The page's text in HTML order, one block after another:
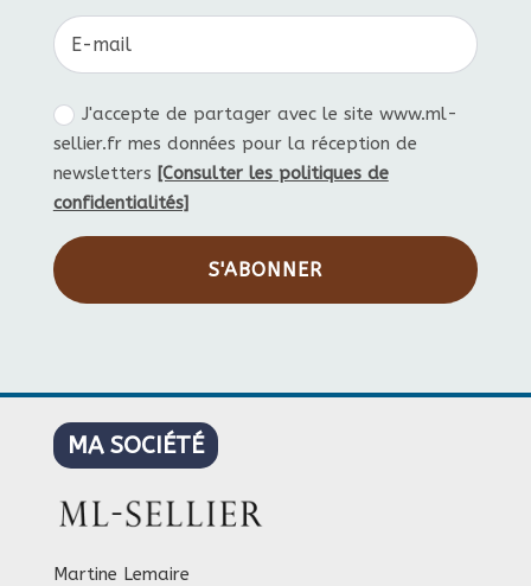
J'accepte de partager avec le site www.ml-
sellier.fr mes données pour la réception de
newsletters [Consulter les politiques de
confidentialités]
S'ABONNER
MA SOCIÉTÉ
Martine Lemaire